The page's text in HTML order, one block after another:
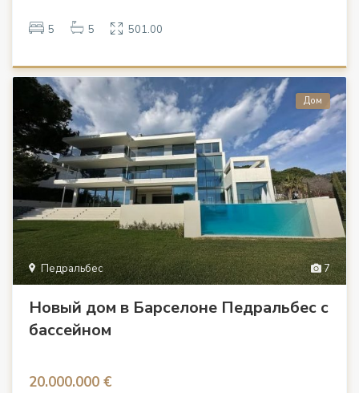
5 5 501.00
7
Педральбес
Дом
Новый дом в Барселоне Педральбес с
бассейном
20.000.000 €